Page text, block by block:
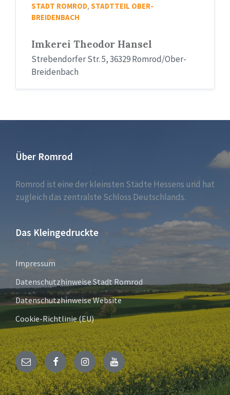
STADT ROMROD, STADTTEIL OBER-
BREIDENBACH
Imkerei Theodor Hansel
Strebendorfer Str. 5, 36329 Romrod/Ober-
Breidenbach
Über Romrod
Romrod ist eine der kleinsten Städte Hessens und hat
zugleich das zentralste Schloss Deutschlands.
Das Kleingedruckte
Impressum
Datenschutzhinweise Stadt Romrod
Datenschutzhinweise Website
Cookie-Richtlinie (EU)
E-
Mail
FacebookInstagramYouTube